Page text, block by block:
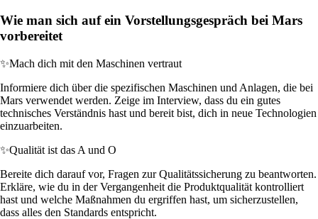
Wie man sich auf ein Vorstellungsgespräch bei Mars
vorbereitet
✨Mach dich mit den Maschinen vertraut
Informiere dich über die spezifischen Maschinen und Anlagen, die bei
Mars verwendet werden. Zeige im Interview, dass du ein gutes
technisches Verständnis hast und bereit bist, dich in neue Technologien
einzuarbeiten.
✨Qualität ist das A und O
Bereite dich darauf vor, Fragen zur Qualitätssicherung zu beantworten.
Erkläre, wie du in der Vergangenheit die Produktqualität kontrolliert
hast und welche Maßnahmen du ergriffen hast, um sicherzustellen,
dass alles den Standards entspricht.